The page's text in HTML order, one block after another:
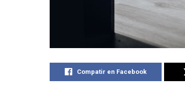
Compatir en Facebook